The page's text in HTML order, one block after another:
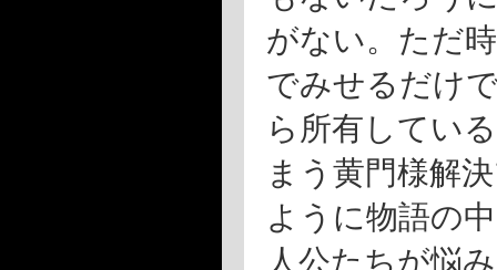
がない。ただ
でみせるだけ
ら所有してい
まう黄門様解
ように物語の
人公たちが悩